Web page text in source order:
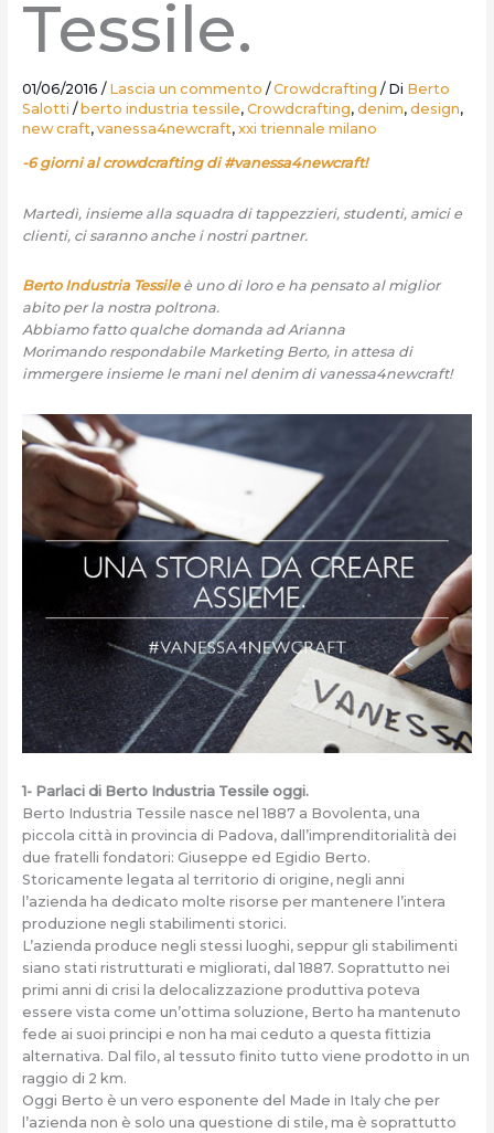
Tessile.
01/06/2016 / Lascia un commento /Crowdcrafting / Di Berto
Salotti /berto industria tessile, Crowdcrafting, denim, design,
new craft, vanessa4newcraft, xxi triennale milano
-6 giorni al crowdcrafting di #vanessa4newcraft!
Martedì, insieme alla squadra di tappezzieri, studenti, amici e
clienti, ci saranno anche i nostri partner.
Berto Industria Tessileè uno di loro e ha pensato al miglior
abito per la nostra poltrona.
Abbiamo fatto qualche domanda ad Arianna
Morimando respondabile Marketing Berto, in attesa di
immergere insieme le mani nel denim di vanessa4newcraft!
1- Parlaci di Berto Industria Tessile oggi.
Berto Industria Tessile nasce nel 1887 a Bovolenta, una
piccola città in provincia di Padova, dall’imprenditorialità dei
due fratelli fondatori: Giuseppe ed Egidio Berto.
Storicamente legata al territorio di origine, negli anni
l’azienda ha dedicato molte risorse per mantenere l’intera
produzione negli stabilimenti storici.
L’azienda produce negli stessi luoghi, seppur gli stabilimenti
siano stati ristrutturati e migliorati, dal 1887. Soprattutto nei
primi anni di crisi la delocalizzazione produttiva poteva
essere vista come un’ottima soluzione, Berto ha mantenuto
fede ai suoi principi e non ha mai ceduto a questa fittizia
alternativa. Dal filo, al tessuto finito tutto viene prodotto in un
raggio di 2 km.
Oggi Berto è un vero esponente del Made in Italy che per
l’azienda non è solo una questione di stile, ma è soprattutto